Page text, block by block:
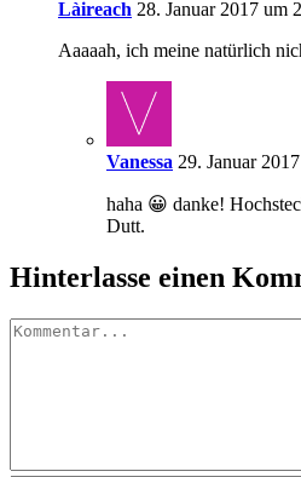
Làireach 28. Januar 2017 um
Aaaaah, ich meine natürlich
Vanessa 29. Januar
haha 😀 danke!
Dutt.
Hinterlasse einen
Kommentar